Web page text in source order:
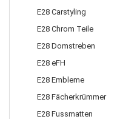
E28 Carstyling
E28 Chrom Teile
E28 Domstreben
E28 eFH
E28 Embleme
E28 Fächerkrümmer
E28 Fussmatten